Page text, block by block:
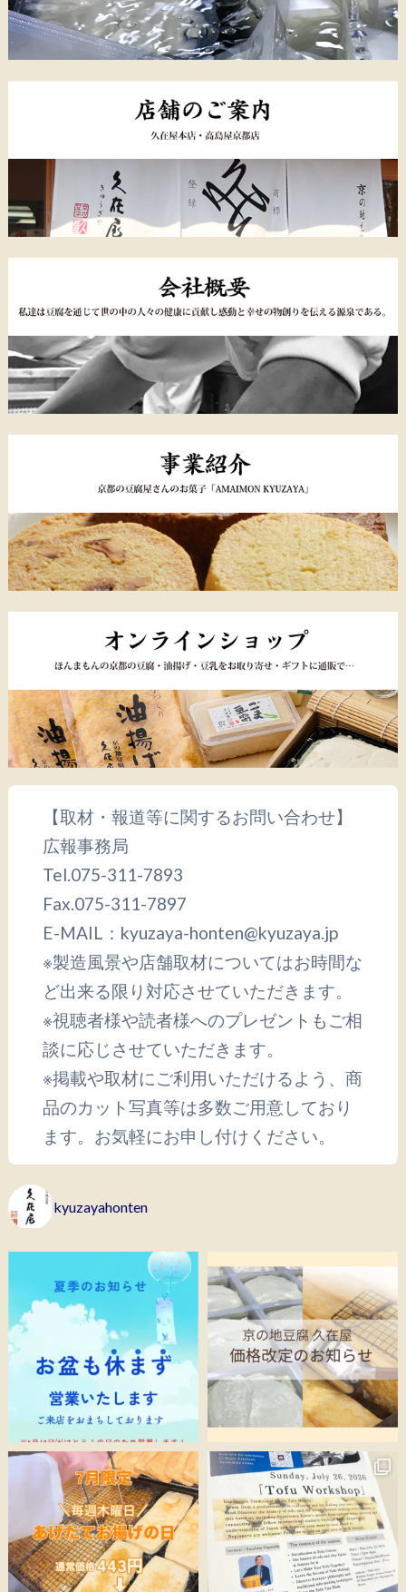
【取材・報道等に関するお問い合わせ】
広報事務局
Tel.075-311-7893
Fax.075-311-7897
E-MAIL：kyuzaya-honten@kyuzaya.jp
※製造風景や店舗取材についてはお時間な
ど出来る限り対応させていただきます。
※視聴者様や読者様へのプレゼントもご相
談に応じさせていただきます。
※掲載や取材にご利用いただけるよう、商
品のカット写真等は多数ご用意しており
ます。お気軽にお申し付けください。
kyuzayahonten